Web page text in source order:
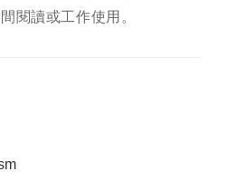
閱讀或工作使用。